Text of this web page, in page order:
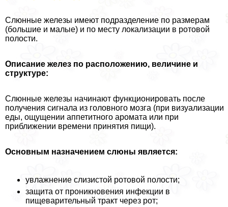
Слюнные железы имеют подразделение по размерам
(большие и малые) и по месту локализации в ротовой
полости.
Описание желез по расположению, величине и
структуре:
Слюнные железы начинают функционировать после
получения сигнала из головного мозга (при визуализации
еды, ощущении аппетитного аромата или при
приближении времени принятия пищи).
Основным назначением слюны является:
увлажнение слизистой ротовой полости;
защита от проникновения инфекции в
пищеварительный тpaкт через рот;